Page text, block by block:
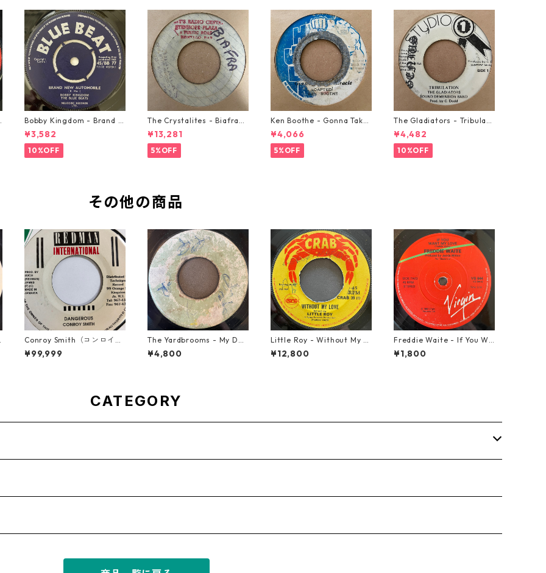
Bobby Kingdom - Brand N
ew Automobile【7-2088
9】
¥3,582
10%OFF
The Crystalites - Biafra
【7-21293】
¥13,281
5%OFF
Ken Boothe - Gonna Take
A Miracle【7-21362】
¥4,066
5%OFF
The Gladiators - Tribulati
on【7-21365】
¥4,482
10%OFF
その他の商品
Conroy Smith（コンロイス
ミス） - Dangerous【7'】
¥99,999
The Yardbrooms - My Des
ire【7-21922】
¥4,800
Little Roy - Without My L
ove【7-21990】
¥12,800
Freddie Waite - If You Wa
nt My Love【7-21943】
¥1,800
CATEGORY